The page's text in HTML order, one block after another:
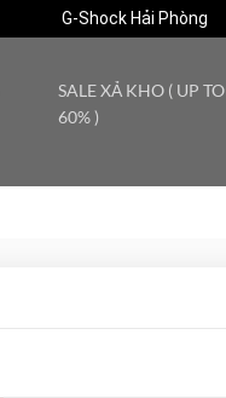
G-Shock Hải Phòng
SALE XẢ KHO ( UP TO
60% )